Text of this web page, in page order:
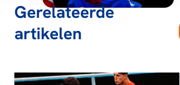
Gerelateerde
artikelen